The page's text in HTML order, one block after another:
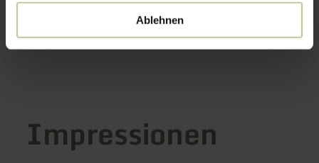
Ablehnen
Impressionen